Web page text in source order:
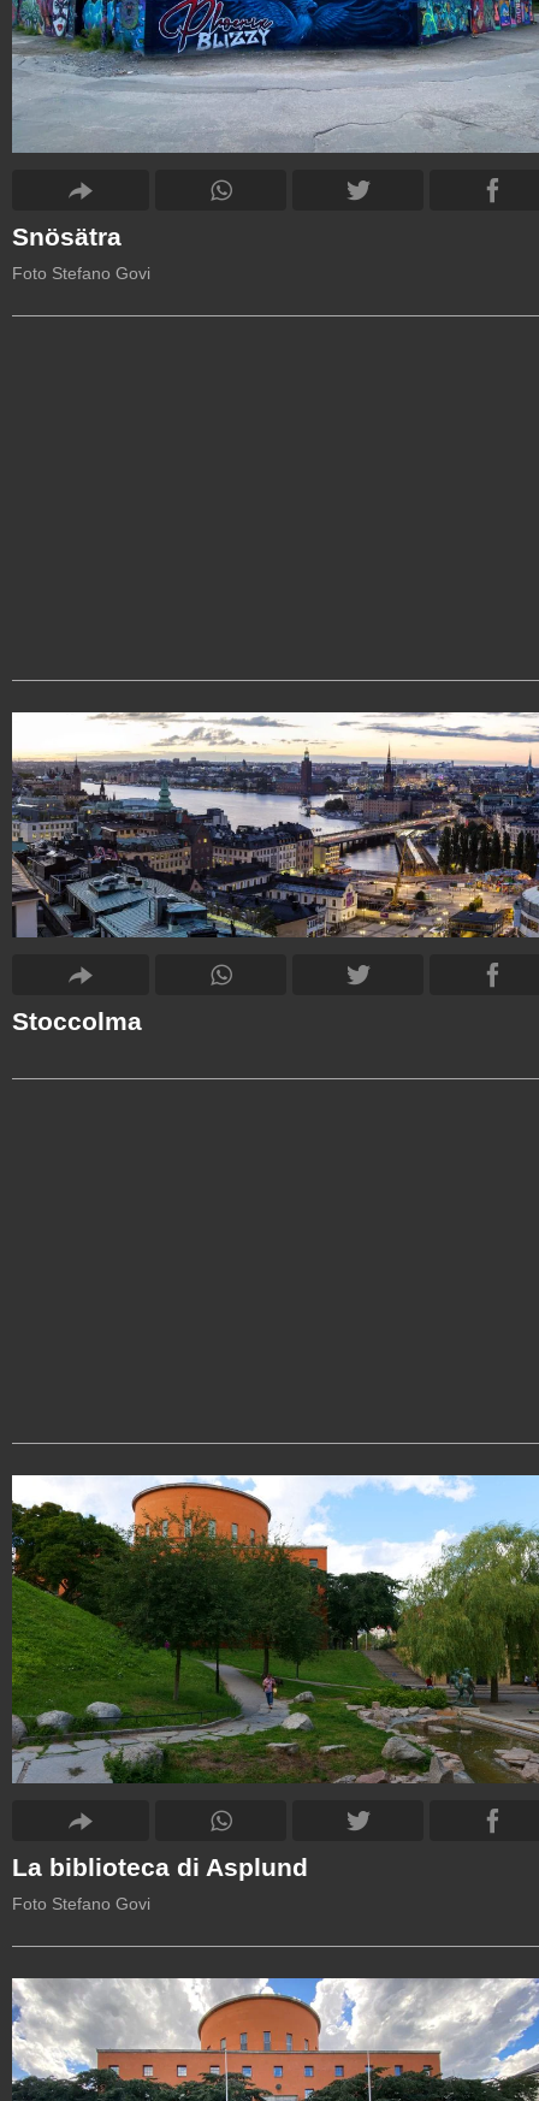
Snösätra
Foto Stefano Govi
Stoccolma
La biblioteca di Asplund
Foto Stefano Govi